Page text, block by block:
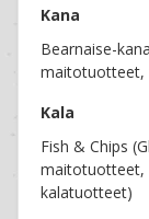
Kana
Bearnaise-
maitotuotteet,
Kala
Fish & Chips
maitotuotteet,
kalatuotteet)